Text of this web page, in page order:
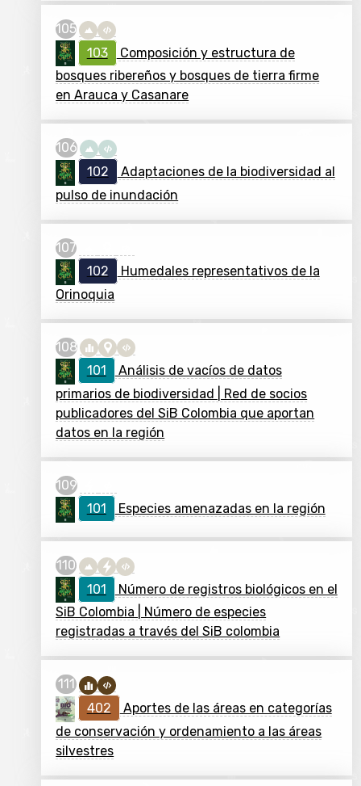
103
Composición y estructura de
bosques ribereños y bosques de tierra firme
en Arauca y Casanare
102
Adaptaciones de la biodiversidad al
pulso de inundación
102
Humedales representativos de la
Orinoquia
101
Análisis de vacíos de datos
primarios de biodiversidad | Red de socios
publicadores del SiB Colombia que aportan
datos en la región
101 Especies amenazadas en la región
101
Número de registros biológicos en el
SiB Colombia | Número de especies
registradas a través del SiB colombia
402
Aportes de las áreas en categorías
de conservación y ordenamiento a las áreas
silvestres